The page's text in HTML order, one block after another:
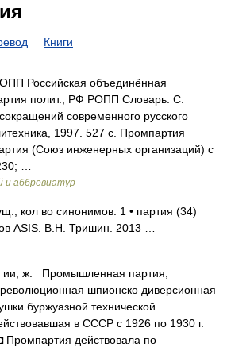
Книги
Российская объединённая
полит., РФ РОПП Словарь: С.
современного русского
1997. 527 с. Промпартия
(Союз инженерных организаций) с
…
и аббревиатур
кол во синонимов: 1 • партия (34)
ASIS. В.Н. Тришин. 2013 …
ж. Промышленная партия,
шпионско диверсионная
буржуазной технической
в СССР с 1926 по 1930 г.
действовала по